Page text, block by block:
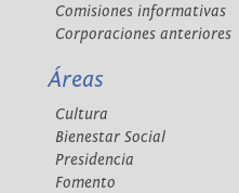
Comisiones informativas
Corporaciones anteriores
Áreas
Cultura
Bienestar Social
Presidencia
Fomento